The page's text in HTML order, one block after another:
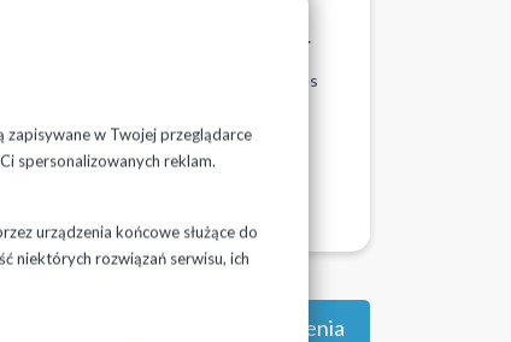
zapisywane w Twojej przeglądarce
spersonalizowanych reklam.
urządzenia końcowe służące do
niektórych rozwiązań serwisu, ich
Lupe BIT s.a.
podać imię i nazwisko odbiorcy, adres
zostanie wystawiona z odczytem
Powrót do: Wydarzenia